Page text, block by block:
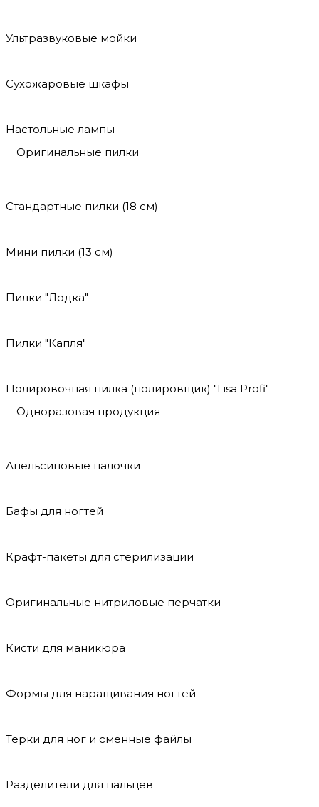
Ультразвуковые мойки
Сухожаровые шкафы
Настольные лампы
Оригинальные пилки
Стандартные пилки (18 см)
Мини пилки (13 см)
Пилки "Лодка"
Пилки "Капля"
Полировочная пилка (полировщик) "Lisa Profi"
Одноразовая продукция
Апельсиновые палочки
Бафы для ногтей
Крафт-пакеты для стерилизации
Оригинальные нитриловые перчатки
Кисти для маникюра
Формы для наращивания ногтей
Терки для ног и сменные файлы
Разделители для пальцев